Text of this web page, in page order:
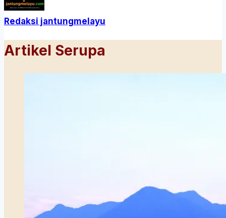
Redaksi jantungmelayu
Artikel Serupa